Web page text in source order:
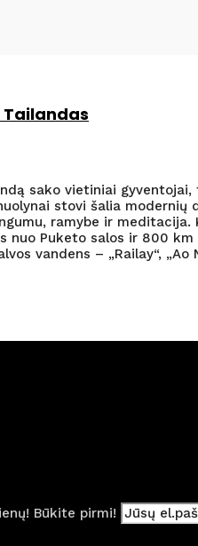
sako vietiniai
stovi šalia modernių
ramybe ir
nuo Puketo salos ir 800
vandens – „Railay“, „Ao
Būkite pirmi!